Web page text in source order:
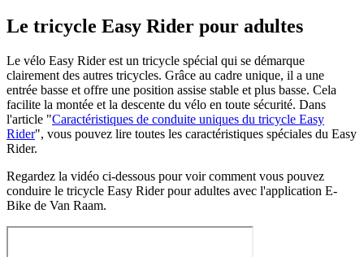
Le tricycle Easy Rider pour adultes
Le vélo Easy Rider est un tricycle spécial qui se démarque
clairement des autres tricycles. Grâce au cadre unique, il a une
entrée basse et offre une position assise stable et plus basse. Cela
facilite la montée et la descente du vélo en toute sécurité. Dans
l'article "Caractéristiques de conduite uniques du tricycle Easy
Rider", vous pouvez lire toutes les caractéristiques spéciales du Easy
Rider.
Regardez la vidéo ci-dessous pour voir comment vous pouvez
conduire le tricycle Easy Rider pour adultes avec l'application E-
Bike de Van Raam.